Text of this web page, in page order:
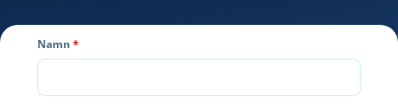
Namn *